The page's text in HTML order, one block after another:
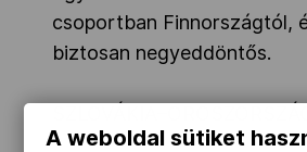
csoportban Finnországtól,
biztosan negyeddöntős.
A weboldal sütiket